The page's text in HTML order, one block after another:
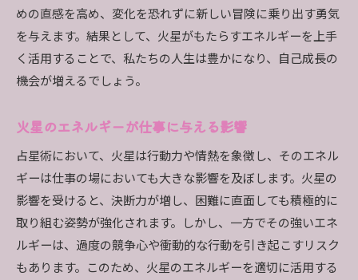
めの直感を高め、変化を恐れずに新しい冒険に乗り出す勇気
を与えます。結果として、火星がもたらすエネルギーを上手
く活用することで、私たちの人生は豊かになり、自己成長の
機会が増えるでしょう。
火星のエネルギーが仕事に与える影響
占星術において、火星は行動力や情熱を象徴し、そのエネル
ギーは仕事の場においても大きな影響を及ぼします。火星の
影響を受けると、決断力が増し、困難に直面しても積極的に
取り組む姿勢が強化されます。しかし、一方でその強いエネ
ルギーは、過度の競争心や衝動的な行動を引き起こすリスク
もあります。このため、火星のエネルギーを適切に活用する